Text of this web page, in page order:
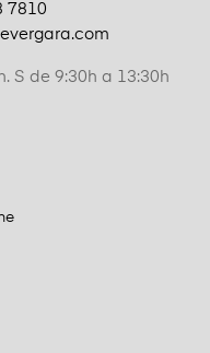
7810
S de 9:30h a 13:30h